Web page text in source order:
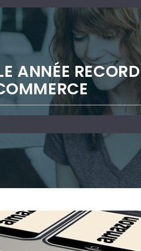
ANNÉE RECORD